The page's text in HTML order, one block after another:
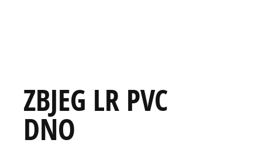
ZBJEG LR PVC
DNO